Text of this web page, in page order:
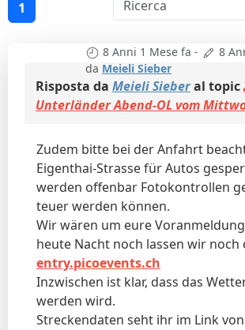
1
8 Anni 1 Mese fa - 8
da Meieli Sieber
Risposta da Meieli Sieberal topic
Unterländer Abend-OL vom
Zudem bitte bei der Anfahrt
Eigenthai-Strasse für Autos
werden offenbar Fotokontrollen
teuer werden können.
Wir wären um eure
heute Nacht noch lassen wir noch
entry.picoevents.ch
Inzwischen ist klar, dass das
werden wird.
Streckendaten seht ihr im Link